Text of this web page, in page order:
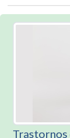
Trastornos